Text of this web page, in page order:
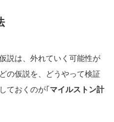
説は、外れていく可能性が
の仮説を、どうやって検証
ておくのが｢マイルストン計